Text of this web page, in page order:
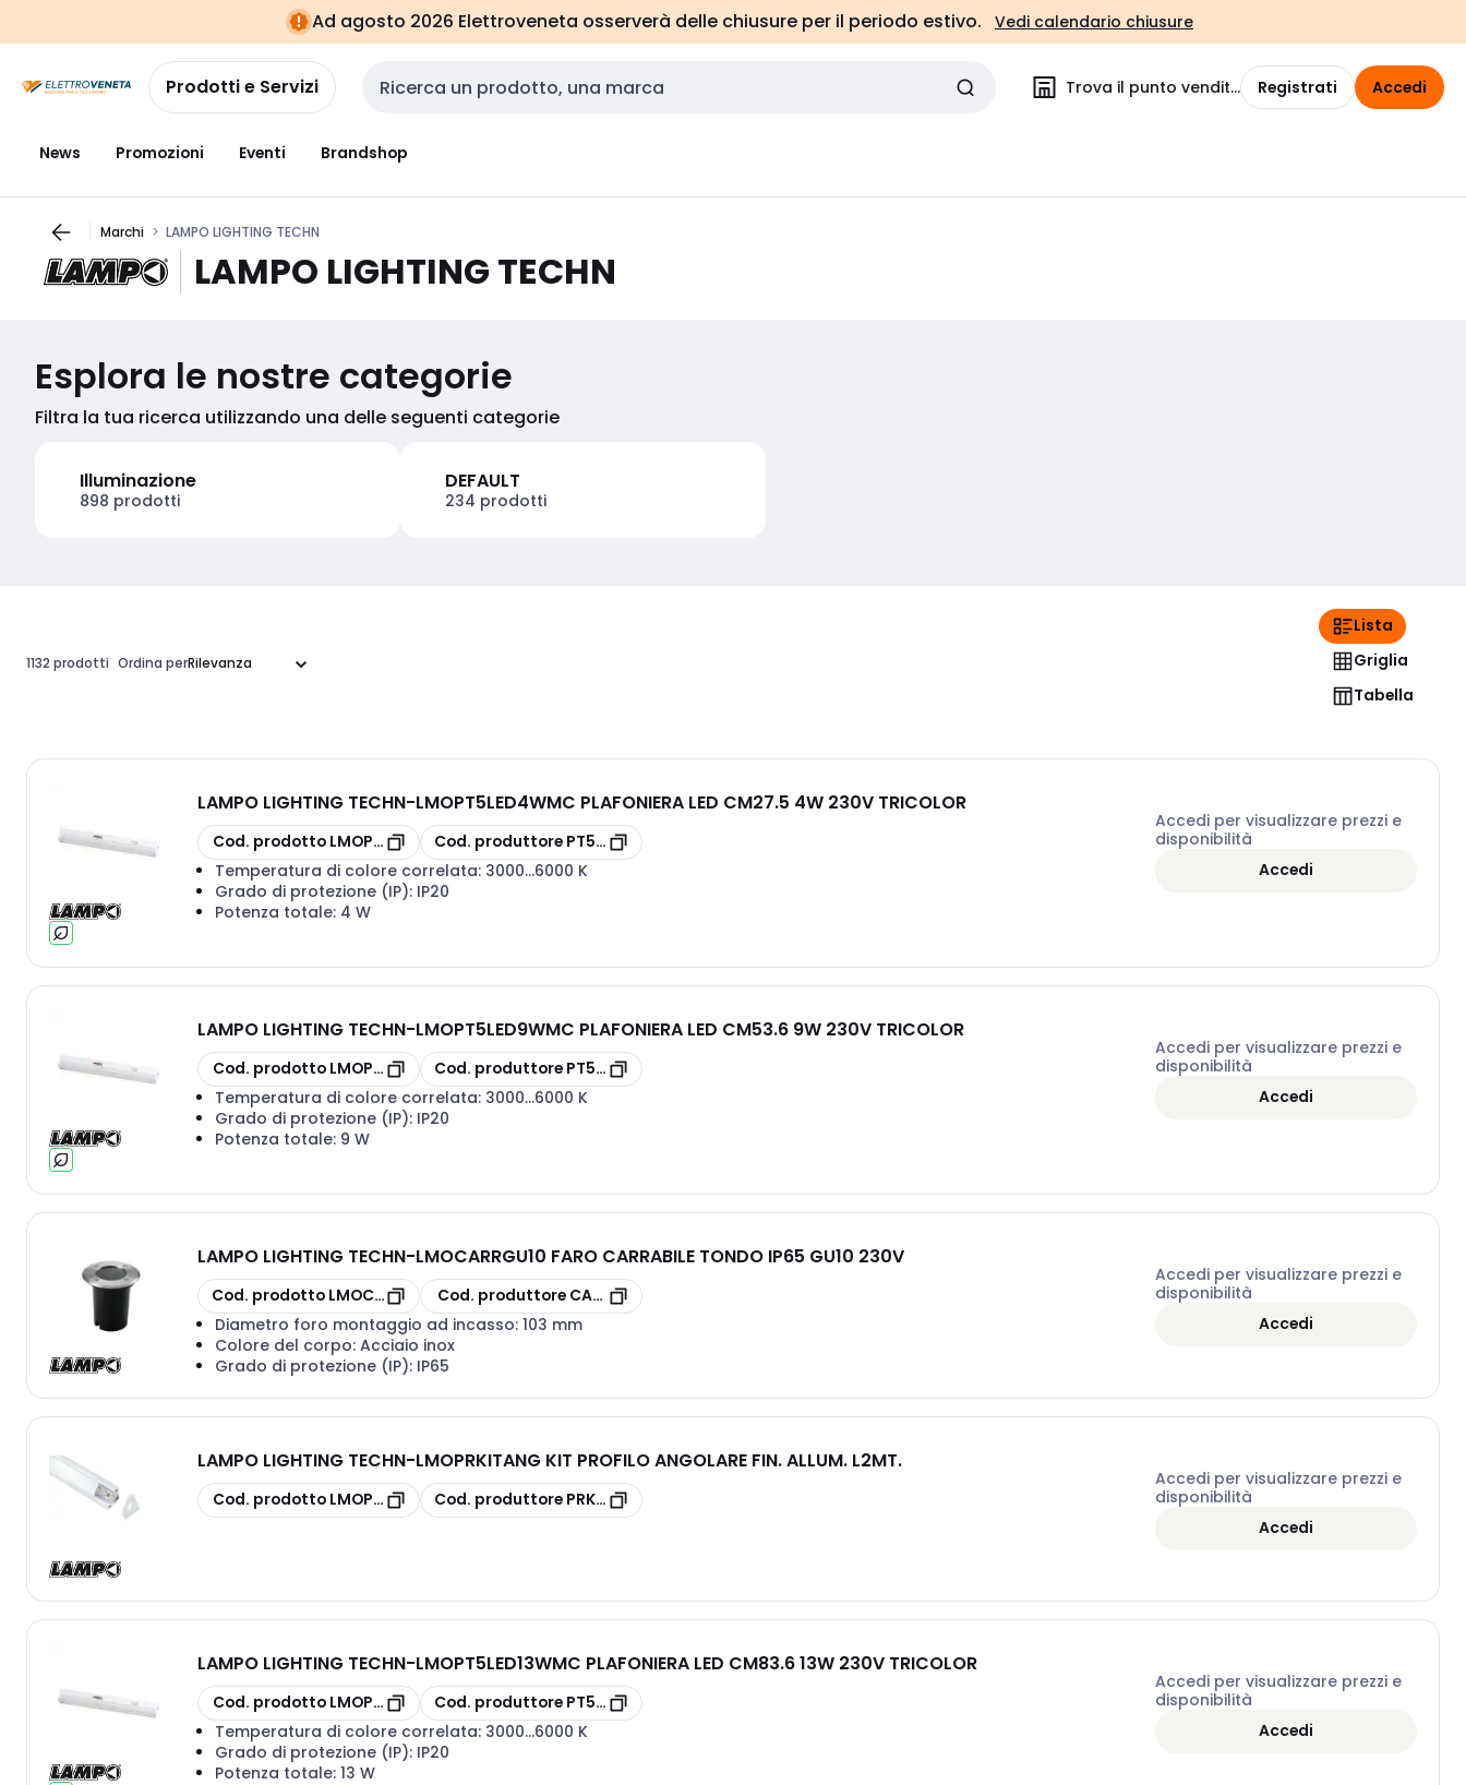
navigazionealla
pagina
Ad agosto 2026 Elettroveneta osserverà delle chiusure per il periodo estivo. Vedi calendario chiusure
Prodotti e Servizi Cerca input Trova il punto vendita Registrati Accedi
News Promozioni Eventi Brandshop
Marchi LAMPO LIGHTING TECHN
LAMPO LIGHTING TECHN
Esplora le nostre categorie
Filtra la tua ricerca utilizzando una delle seguenti categorie
Illuminazione
898 prodotti
DEFAULT
234 prodotti
1132 prodotti Ordina per
Lista
Griglia
Tabella
LAMPO LIGHTING TECHN-LMOPT5LED4WMC PLAFONIERA LED CM27.5 4W 230V TRICOLOR
copia
Cod. prodotto LMOPT5LED4WMC
copia
Cod. produttore PT5LED4WMC
Temperatura di colore correlata: 3000...6000 K
Grado di protezione (IP): IP20
Potenza totale: 4 W
Accedi per visualizzare prezzi e
disponibilità
Accedi
LAMPO LIGHTING TECHN-LMOPT5LED9WMC PLAFONIERA LED CM53.6 9W 230V TRICOLOR
copia
Cod. prodotto LMOPT5LED9WMC
copia
Cod. produttore PT5LED9WMC
Temperatura di colore correlata: 3000...6000 K
Grado di protezione (IP): IP20
Potenza totale: 9 W
Accedi per visualizzare prezzi e
disponibilità
Accedi
LAMPO LIGHTING TECHN-LMOCARRGU10 FARO CARRABILE TONDO IP65 GU10 230V
copia
Cod. prodotto LMOCARRGU10
copia
Cod. produttore CARRGU10
Diametro foro montaggio ad incasso: 103 mm
Colore del corpo: Acciaio inox
Grado di protezione (IP): IP65
Accedi per visualizzare prezzi e
disponibilità
Accedi
LAMPO LIGHTING TECHN-LMOPRKITANG KIT PROFILO ANGOLARE FIN. ALLUM. L2MT.
copia
Cod. prodotto LMOPRKITANGcopia
Cod. produttore PRKITANG
Accedi per visualizzare prezzi e
disponibilità
Accedi
LAMPO LIGHTING TECHN-LMOPT5LED13WMC PLAFONIERA LED CM83.6 13W 230V TRICOLOR
copia
Cod. prodotto LMOPT5LED13WMC
copia
Cod. produttore PT5LED13WMC
Temperatura di colore correlata: 3000...6000 K
Grado di protezione (IP): IP20
Potenza totale: 13 W
Accedi per visualizzare prezzi e
disponibilità
Accedi